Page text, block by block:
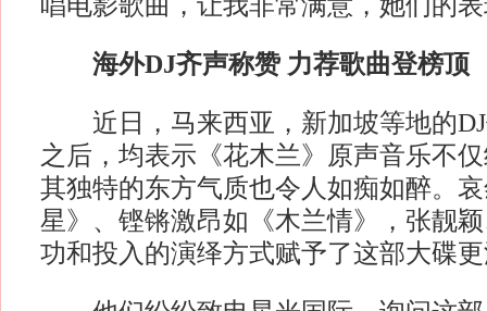
海外DJ齐声称赞 力荐歌曲登榜顶
近日，马来西亚，新加坡等地的DJ
之后，均表示《花木兰》原声音乐不
其独特的东方气质也令人如痴如醉。
星》、铿锵激昂如《木兰情》，张靓
功和投入的演绎方式赋予了这部大碟